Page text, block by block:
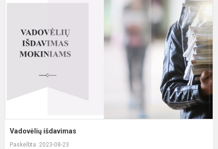
Vadovėlių išdavimas
Paskelbta: 2023-08-23